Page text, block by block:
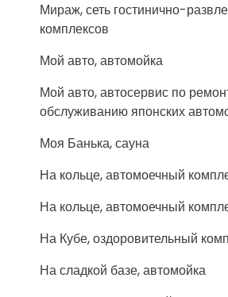
Мираж, сеть гостинично-
комплексов
Мой авто, автомойка
Мой авто, автосервис по
обслуживанию японских
Моя Банька, сауна
На кольце, автомоечный
На кольце, автомоечный
На Кубе, оздоровительный
На сладкой базе, автомойка